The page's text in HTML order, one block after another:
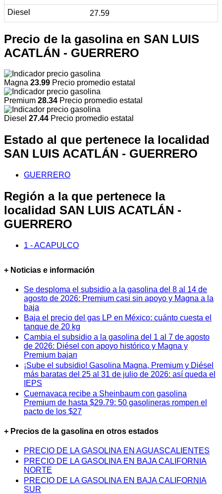
27.59
Precio de la gasolina en SAN LUIS
ACATLÁN - GUERRERO
Magna 23.99 Precio promedio estatal
Premium 28.34 Precio promedio estatal
Diesel 27.44 Precio promedio estatal
Estado al que pertenece la localidad
SAN LUIS ACATLÁN - GUERRERO
GUERRERO
Región a la que pertenece la
localidad SAN LUIS ACATLÁN -
GUERRERO
1 - ACAPULCO
+ Noticias e información
Se desploma el subsidio a la gasolina del 8 al 14 de
agosto de 2026: Premium casi sin apoyo y Magna a la
baja
Baja el precio del gas LP en México: cuánto cuesta el
tanque de 20 kg
Cambia el subsidio a la gasolina del 1 al 7 de agosto
de 2026: Diésel con apoyo histórico y Magna y
Premium bajan
¡Sube el subsidio! Gasolina Magna, Premium y Diésel
más baratas del 25 al 31 de julio de 2026: así queda el
IEPS
Cuernavaca recibe a Sheinbaum con gasolina
Premium de hasta $29.79: 50 gasolineras rompen el
pacto de los $27
+ Precios de la gasolina en otros estados
PRECIO DE LA GASOLINA EN AGUASCALIENTES
PRECIO DE LA GASOLINA EN BAJA CALIFORNIA
NORTE
PRECIO DE LA GASOLINA EN BAJA CALIFORNIA
SUR